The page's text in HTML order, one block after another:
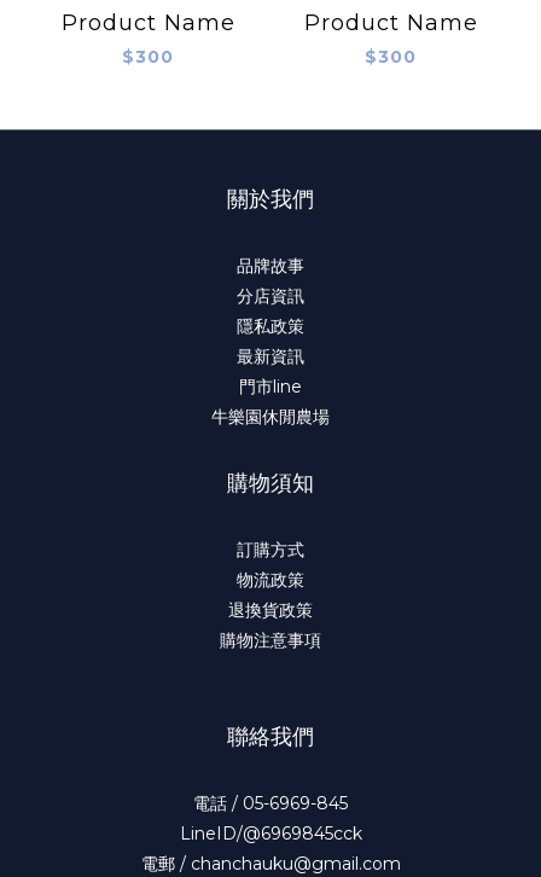
Product Name
$300
Product Name
$300
關於我們
品牌故事
分店資訊
隱私政策
最新資訊
門市line
牛樂園休閒農場
購物須知
訂購方式
物流政策
退換貨政策
購物注意事項
聯絡我們
電話 / 05-6969-845
LineID/@6969845cck
電郵 / chanchauku@gmail.com